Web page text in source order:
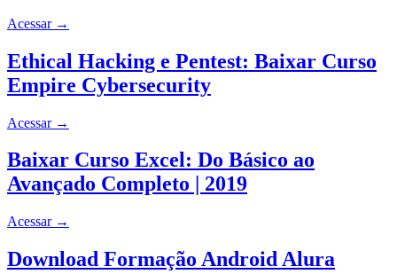
Acessar →
Ethical Hacking e Pentest: Baixar Curso
Empire Cybersecurity
Acessar →
Baixar Curso Excel: Do Básico ao
Avançado Completo | 2019
Acessar →
Download Formação Android Alura